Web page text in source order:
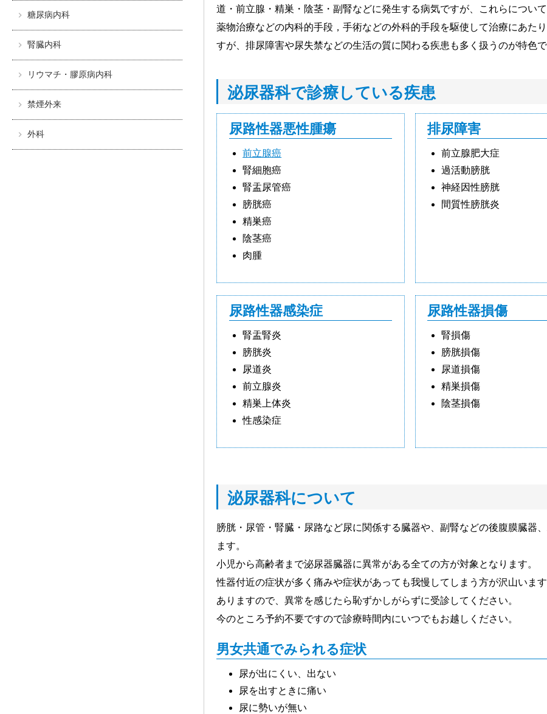
糖尿病内科
腎臓内科
リウマチ・膠原病内科
禁煙外来
外科
道・前立腺・精巣・陰茎・副腎などに発生する病気ですが、これらについ
薬物治療などの内科的手段，手術などの外科的手段を駆使して治療にあた
すが、排尿障害や尿失禁などの生活の質に関わる疾患も多く扱うのが特色で
泌尿器科で診療している疾患
尿路性器悪性腫瘍
前立腺癌
腎細胞癌
腎盂尿管癌
膀胱癌
精巣癌
陰茎癌
肉腫
排尿障害
前立腺肥大症
過活動膀胱
神経因性膀胱
間質性膀胱炎
尿路性器感染症
腎盂腎炎
膀胱炎
尿道炎
前立腺炎
精巣上体炎
性感染症
尿路性器損傷
腎損傷
膀胱損傷
尿道損傷
精巣損傷
陰茎損傷
泌尿器科について
膀胱・尿管・腎臓・尿路など尿に関係する臓器や、副腎などの後腹膜臓器
ます。
小児から高齢者まで泌尿器臓器に異常がある全ての方が対象となります。
性器付近の症状が多く痛みや症状があっても我慢してしまう方が沢山いま
ありますので、異常を感じたら恥ずかしがらずに受診してください。
今のところ予約不要ですので診療時間内にいつでもお越しください。
男女共通でみられる症状
尿が出にくい、出ない
尿を出すときに痛い
尿に勢いが無い